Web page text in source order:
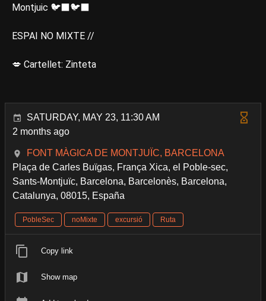
Montjuic 🐦‍⬛️🐦‍⬛️
ESPAI NO MIXTE //
💋 Cartellet: Zinteta
SATURDAY, MAY 23, 11:30 AM
2 months ago
FONT MÀGICA DE MONTJUÏC, BARCELONA
Plaça de Carles Buïgas, França Xica, el Poble-sec,
Sants-Montjuïc, Barcelona, Barcelonès, Barcelona,
Catalunya, 08015, España
PobleSec noMixte excursió Ruta
Copy link
Show map